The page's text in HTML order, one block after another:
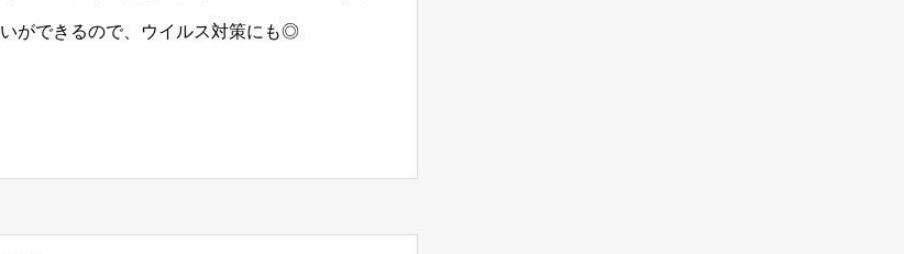
いができるので、ウイルス対策にも◎